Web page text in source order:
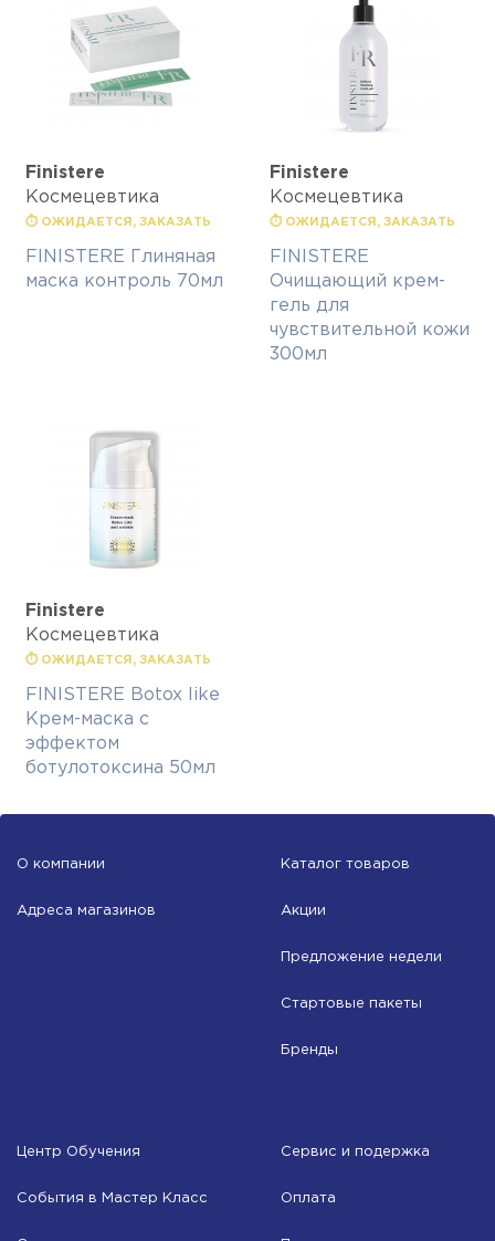
Finisterе
Космецевтика
⏱ ОЖИДАЕТСЯ, ЗАКАЗАТЬ
FINISTERE Глиняная
маска контроль 70мл
Finisterе
Космецевтика
⏱ ОЖИДАЕТСЯ, ЗАКАЗАТЬ
FINISTERE
Очищающий крем-
гель для
чувствительной кожи
300мл
Finisterе
Космецевтика
⏱ ОЖИДАЕТСЯ, ЗАКАЗАТЬ
FINISTERE Botox like
Крем-маска с
эффектом
ботулотоксина 50мл
О компании
Адреса магазинов
Каталог товаров
Акции
Предложение недели
Стартовые пакеты
Бренды
Центр Обучения
События в Мастер Класс
Сервис и подержка
Оплата